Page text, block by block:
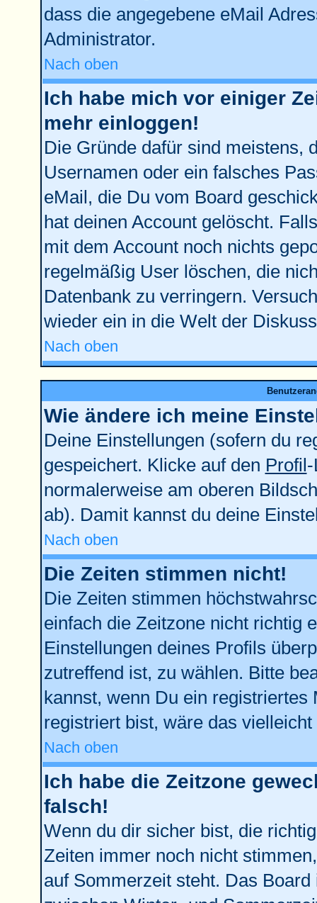
dass die angegebene eMail
Administrator.
Nach oben
Ich habe mich vor einiger
mehr einloggen!
Die Gründe dafür sind meistens,
Usernamen oder ein falsches
eMail, die Du vom Board
hat deinen Account gelöscht.
mit dem Account noch nichts
regelmäßig User löschen, die
Datenbank zu verringern.
wieder ein in die Welt der
Nach oben
Wie ändere ich meine
Deine Einstellungen (sofern du
gespeichert. Klicke auf den Profil
normalerweise am oberen
ab). Damit kannst du deine
Nach oben
Die Zeiten stimmen nicht!
Die Zeiten stimmen
einfach die Zeitzone nicht richtig
Einstellungen deines Profils
zutreffend ist, zu wählen. Bitte
kannst, wenn Du ein
registriert bist, wäre das
Nach oben
Ich habe die Zeitzone
falsch!
Wenn du dir sicher bist, die
Zeiten immer noch nicht
auf Sommerzeit steht. Das